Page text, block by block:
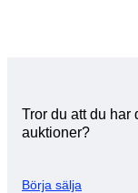
Tror du att du har
auktioner?
Börja sälja